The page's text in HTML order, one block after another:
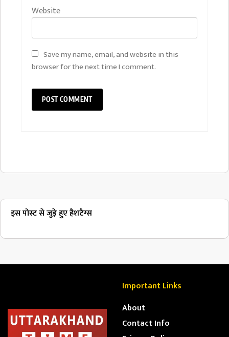
Website
Save my name, email, and website in this
browser for the next time I comment.
इस पोस्ट से जुड़े हुए हैशटैग्स
Important Links
About
Contact Info